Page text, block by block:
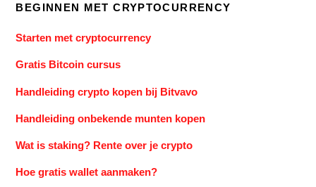
BEGINNEN MET CRYPTOCURRENCY
Starten met cryptocurrency
Gratis Bitcoin cursus
Handleiding crypto kopen bij Bitvavo
Handleiding onbekende munten kopen
Wat is staking? Rente over je crypto
Hoe gratis wallet aanmaken?